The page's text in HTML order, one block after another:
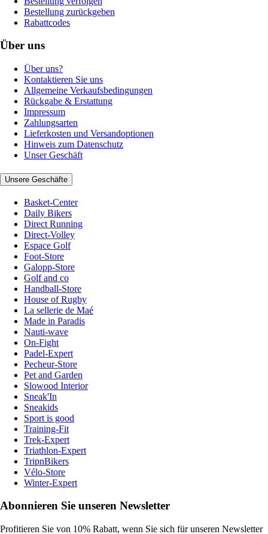
Bestellung zurückgeben
Rabattcodes
Über uns
Über uns?
Kontaktieren Sie uns
Allgemeine Verkaufsbedingungen
Rückgabe & Erstattung
Impressum
Zahlungsarten
Lieferkosten und Versandoptionen
Hinweis zum Datenschutz
Unser Geschäft
Unsere Geschäfte
Basket-Center
Daily Bikers
Direct Running
Direct-Volley
Espace Golf
Foot-Store
Galopp-Store
Golf and co
Handball-Store
House of Rugby
La sellerie de Maé
Made in Paradis
Nauti-wave
On-Fight
Padel-Expert
Pecheur-Store
Pet and Garden
Slowood Interior
Sneak'In
Sneakids
Sport is good
Training-Fit
Trek-Expert
Triathlon-Expert
TripnBikers
Vélo-Store
Winter-Expert
Abonnieren Sie unseren Newsletter
Profitieren Sie von 10% Rabatt, wenn Sie sich für unseren Newsletter